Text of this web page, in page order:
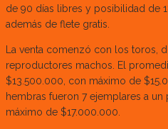
de 90 días libres y posibilidad de
además de flete gratis.
La venta comenzó con los toros,
reproductores machos. El
$13.500.000, con máximo de
hembras fueron 7 ejemplares a
máximo de $17.000.000.